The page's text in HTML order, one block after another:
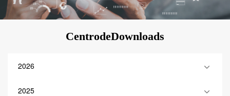
CentrodeDownloads
2026
2025